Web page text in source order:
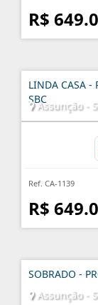
R$
LINDA CASA -
SBC
Assunção -
Ref. CA-1139
R$
SOBRADO -
Assunção -